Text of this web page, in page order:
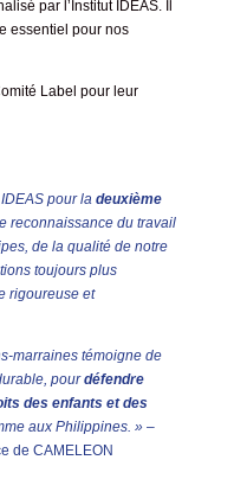
par l’Institut IDEAS. Il
essentiel pour nos
Label pour leur
pour la deuxième
reconnaissance du travail
de la qualité de notre
toujours plus
rigoureuse et
marraines témoigne de
pourdéfendre
des enfants et des
aux Philippines. » –
de CAMELEON